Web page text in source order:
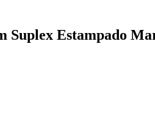
Suplex Estampado